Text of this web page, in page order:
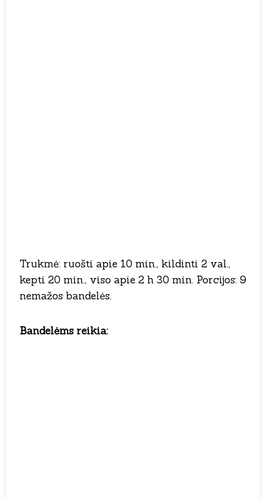
Trukmė: ruošti apie 10 min., kildinti 2 val.,
kepti 20 min., viso apie 2 h 30 min. Porcijos: 9
nemažos bandelės.
Bandelėms reikia: